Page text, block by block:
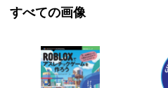
すべての画像